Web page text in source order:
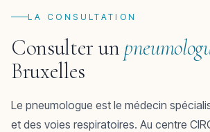
LA CONSULTATION
Consulter un
Bruxelles
Le pneumologue est le médecin
et des voies respiratoires. Au centre